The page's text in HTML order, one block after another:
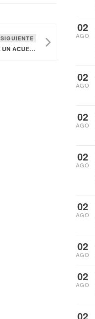
SIGUIENTE
NOVAVAX ANUNCIA LA FIRMA DE UN ACUERDO DE LICENCIA CON PFIZER
02
AGO
02
AGO
02
AGO
02
AGO
02
AGO
02
AGO
02
AGO
02